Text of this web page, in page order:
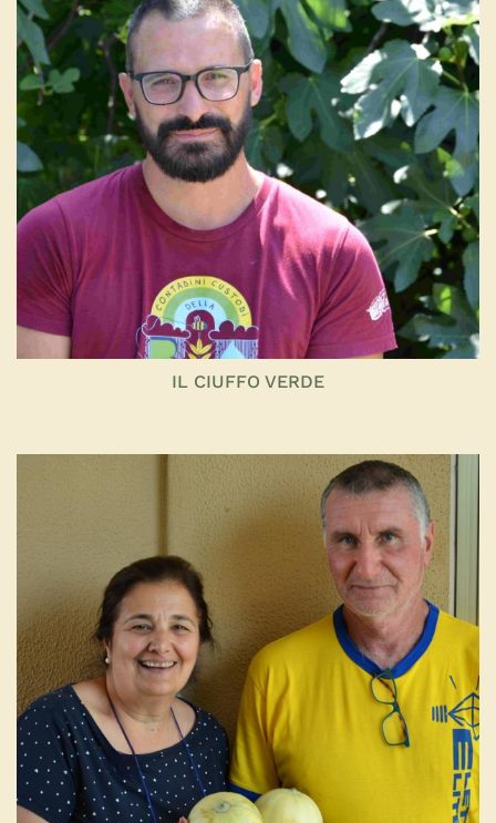
IL CIUFFO VERDE